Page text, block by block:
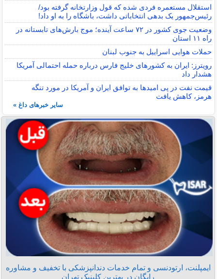
استقلال مستعمره فردی شده که قول وزارتخانه گرفته بود/
رئیس‌جمهور یک بدهی انتخاباتی داشت، باشگاه را به او داد!
وضعیت جوی کشور در ۷۲ ساعت آینده؛ موج بارش‌های تابستانه در
راه ۱۱ استان
حملات هوایی اسراییل به جنوب لبنان
رویترز: ایران به کشورهای خلیج فارس درباره حمله احتمالی آمریکا
هشدار داد
قیمت نفت در پی امیدها به توافق ایران و آمریکا در مورد تنگه
هرمز، کاهش یافت
سایر خبرهای داغ »
ایمپلنت، ارتودنسی و تمام خدمات دندانپزشکی با تخفیف و مشاوره
رایگان در بهترین کلینیک تهران